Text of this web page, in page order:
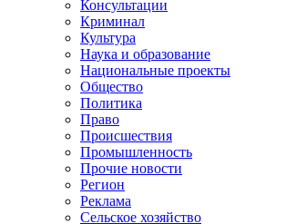
Консультации
Криминал
Культура
Наука и образование
Национальные проекты
Общество
Политика
Право
Происшествия
Промышленность
Прочие новости
Регион
Реклама
Сельское хозяйство